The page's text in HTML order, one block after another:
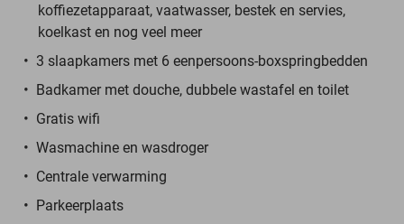
koffiezetapparaat, vaatwasser, bestek en servies,
koelkast en nog veel meer
3 slaapkamers met 6 eenpersoons-boxspringbedden
Badkamer met douche, dubbele wastafel en toilet
Gratis wifi
Wasmachine en wasdroger
Centrale verwarming
Parkeerplaats